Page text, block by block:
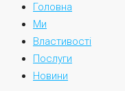
Головна
Ми
Властивості
Послуги
Новини